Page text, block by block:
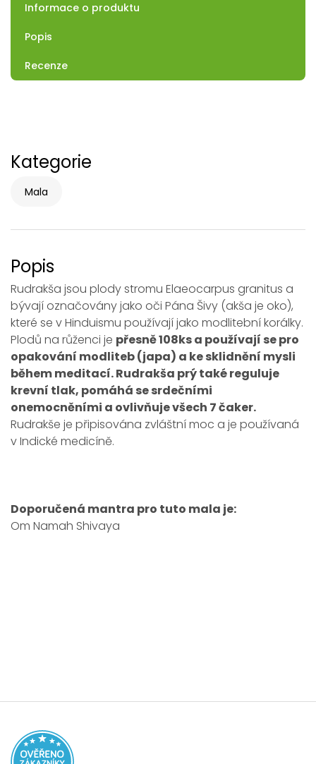
Informace o produktu
Popis
Recenze
Kategorie
Mala
Popis
Rudrakša jsou plody stromu Elaeocarpus granitus a
bývají označovány jako oči Pána Šivy (akša je oko),
které se v Hinduismu používají jako modlitební korálky.
Plodů na růženci je přesně 108ks a používají se pro
opakování modliteb (japa) a ke sklidnění mysli
během meditací.Rudrakša prý také reguluje
krevní tlak, pomáhá se srdečními
onemocněními a ovlivňuje všech 7 čaker.
Rudrakše je připisována zvláštní moc a je používaná
v Indické medicíně.
Doporučená mantra pro tuto mala je:
Om Namah Shivaya